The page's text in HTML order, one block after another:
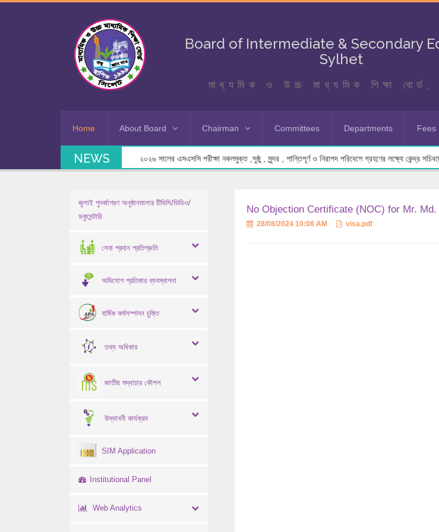
Board of Intermediate & Secondary
Sylhet
মাধ্যমিক ও উচ্চ মাধ্যমিক শিক্ষা বোর্ড,
Home About Board Chairman Committees Departments Fees
NEWS ২০২৬ সালের এসএসসি পরীক্ষা নকলমুক্ত ,সুষ্ঠু , সুন্দর , শান্তিপূর্ণ ও নিরাপদ পরিবেশে গ্রহণের লক্ষ্যে কেন্দ্র
জুলাই পুনর্জাগরণ অনুষ্ঠানমালার টিভিসি/ভিডিও/
ডকুমেন্টারি
সেবা প্রদান প্রতিশ্রুতি
অভিযোগ প্রতিকার ব্যবস্থাপনা
বার্ষিক কর্মসম্পাদন চুক্তি
তথ্য অধিকার
জাতীয় শুদ্ধাচার কৌশল
উদ্ভাবনী কার্যক্রম
SIM Application
Institutional Panel
Web Analytics
No Objection Certificate (NOC) for Mr.
28/08/2024 10:08 AM visa.pdf